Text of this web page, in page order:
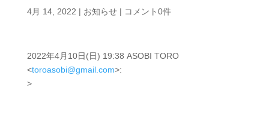
4月 14, 2022 | お知らせ| コメント0件
2022年4月10日(日) 19:38 ASOBI TORO
<toroasobi@gmail.com>:
>